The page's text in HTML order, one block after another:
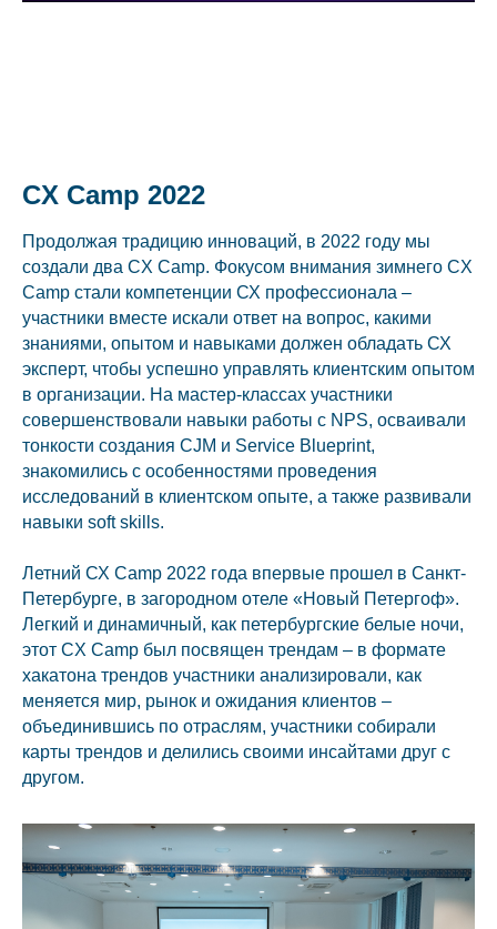
CX Camp 2022
Продолжая традицию инноваций, в 2022 году мы
создали два CX Camp. Фокусом внимания зимнего CX
Camp стали компетенции СХ профессионала –
участники вместе искали ответ на вопрос, какими
знаниями, опытом и навыками должен обладать СХ
эксперт, чтобы успешно управлять клиентским опытом
в организации. На мастер-классах участники
совершенствовали навыки работы с NPS, осваивали
тонкости создания CJM и Service Blueprint,
знакомились с особенностями проведения
исследований в клиентском опыте, а также развивали
навыки soft skills.
Летний СХ Camp 2022 года впервые прошел в Санкт-
Петербурге, в загородном отеле «Новый Петергоф».
Легкий и динамичный, как петербургские белые ночи,
этот СX Camp был посвящен трендам – в формате
хакатона трендов участники анализировали, как
меняется мир, рынок и ожидания клиентов –
объединившись по отраслям, участники собирали
карты трендов и делились своими инсайтами друг с
другом.